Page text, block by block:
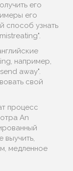
его
его
способ узнать
например,
away".
свой
процесс
An
выучить,
медленное